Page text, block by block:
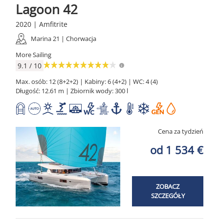
Lagoon 42
2020 | Amfitrite
Marina 21 | Chorwacja
More Sailing
9.1 / 10
Max. osób: 12 (8+2+2) | Kabiny: 6 (4+2) | WC: 4 (4)
Długość: 12.61 m | Zbiornik wody: 300 l
Cena za tydzień
od 1 534 €
ZOBACZ
SZCZEGÓŁY